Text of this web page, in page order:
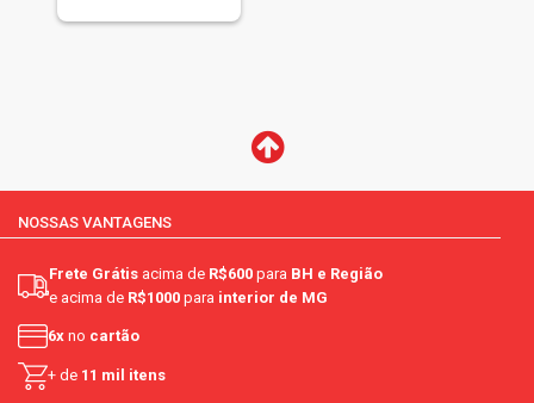
NOSSAS VANTAGENS
Frete Grátis acima de R$600 para BH e Região
e acima de R$1000 para interior de MG
6x no cartão
+ de 11 mil itens